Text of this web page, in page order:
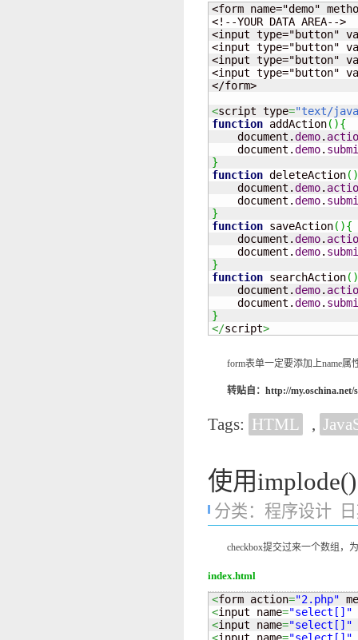
<form name="demo"
<!--YOUR DATA AREA-->
<input type="button"
<input type="button"
<input type="button"
<input type="button"
</form>
<script type="text/
function addAction( ){
    document.
demo.
    document.
demo.
}
function deleteAction( )
    document.
demo.
    document.
demo.
}
function saveAction( ){
    document.
demo.
    document.
demo.
}
function searchAction( )
    document.
demo.
    document.
demo.
}
</script>
form表单一定要添加上name属性
转贴自： http://my.oschina.net/
Tags: HTML ,
使用
分类： 程序设计
checkbox提交过来一个数组，为
index.html
<form action="2.php"
<input name="select[]"
<input name="select[]"
<input name="select[]"